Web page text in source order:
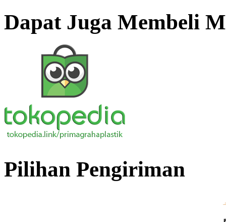
Dapat Juga Membeli
Pilihan Pengiriman